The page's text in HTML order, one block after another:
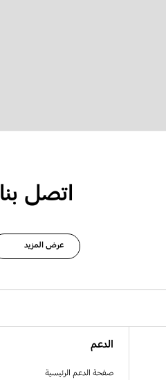
اتصل بنا
عرض المزيد
الدعم
صفحة الدعم الرئيسية